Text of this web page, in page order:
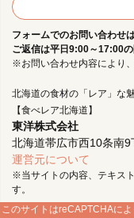
北海道の食材の「レア」な
【食べレア北海道】
東洋株式会社
北海道帯広市西10条南9
運営元について
※当サイトの内容、テキス
す。
フォームでのお問い合わせ
ご返信は平日9:00～17:00の
※お問い合わせ内容により
このサイトはreCAPTCHAに